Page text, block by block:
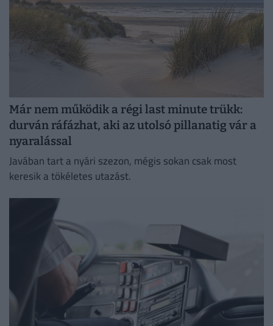
Már nem működik a régi last minute trükk:
durván ráfázhat, aki az utolsó pillanatig vár a
nyaralással
Javában tart a nyári szezon, mégis sokan csak most
keresik a tökéletes utazást.